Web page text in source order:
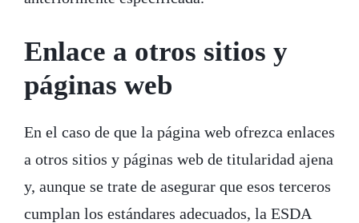
Enlace a otros sitios y
páginas web
En el caso de que la página web ofrezca enlaces
a otros sitios y páginas web de titularidad ajena
y, aunque se trate de asegurar que esos terceros
cumplan los estándares adecuados, la ESDA